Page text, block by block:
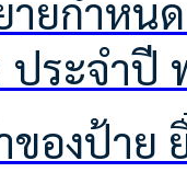
ประจำปี
าของป้า